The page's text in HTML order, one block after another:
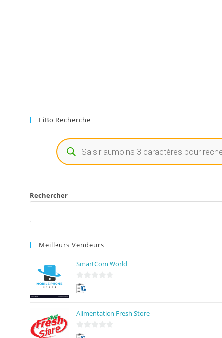
FiBo Recherche
Rechercher
Meilleurs Vendeurs
SmartCom World
0
s
r
Alimentation Fresh Store
0